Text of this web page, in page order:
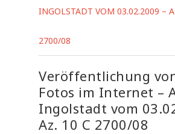
INGOLSTADT VOM 03.02.2009 –
2700/08
Veröffentlichung
Fotos im Internet –
Ingolstadt vom
Az. 10 C 2700/08